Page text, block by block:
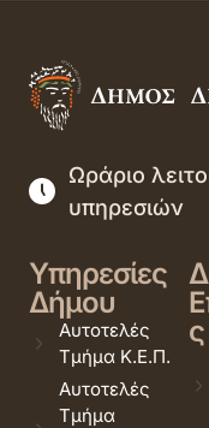
Ωράριο
υπηρεσιών
Υπηρεσίες
Δήμου
Αυτοτελές
Τμήμα Κ.Ε.Π.
Αυτοτελές
Τμήμα